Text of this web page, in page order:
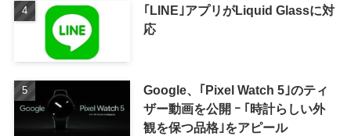
｢LINE｣アプリがLiquid Glassに対
応
Google、｢Pixel Watch 5｣のティ
ザー動画を公開 ｰ ｢時計らしい外
観を保つ品格｣をアピール